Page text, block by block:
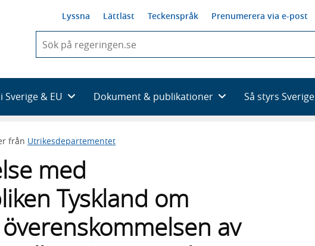
Lyssna Lättläst Teckenspråk Prenumerera via e-post
du
skriva
framträder
en
med
& EU Dokument & publikationer Så styrs Sverige
från Utrikesdepartementet
med
Tyskland om
av